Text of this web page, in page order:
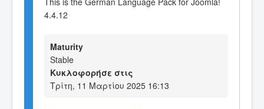
4.4.12
Maturity
Stable
Κυκλοφορήσε στις
Τρίτη, 11 Μαρτίου 2025 16:13